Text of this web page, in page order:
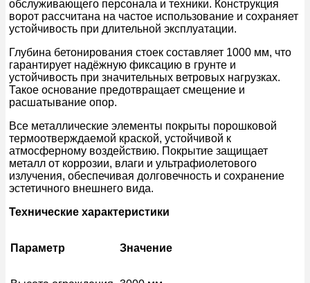
обслуживающего персонала и техники. Конструкция
ворот рассчитана на частое использование и сохраняет
устойчивость при длительной эксплуатации.
Глубина бетонирования стоек составляет 1000 мм, что
гарантирует надёжную фиксацию в грунте и
устойчивость при значительных ветровых нагрузках.
Такое основание предотвращает смещение и
расшатывание опор.
Все металлические элементы покрыты порошковой
термоотверждаемой краской, устойчивой к
атмосферному воздействию. Покрытие защищает
металл от коррозии, влаги и ультрафиолетового
излучения, обеспечивая долговечность и сохранение
эстетичного внешнего вида.
Технические характеристики
Параметр Значение